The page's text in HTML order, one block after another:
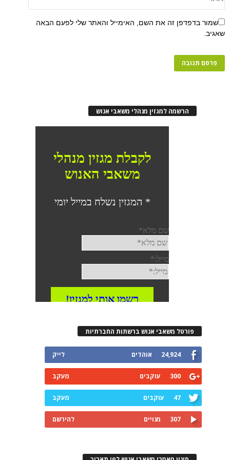
זה את השם, האימייל והאתר שלי לפעם הבאה
הרשמה למגזין מנהלי משאבי אנוש
משאבי אנוש ברשתות החברתיות
אוהדים
עוקבים
עוקבים
מנויים